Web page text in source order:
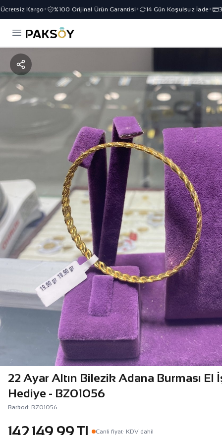
Kargo✦ %100 Orijinal Ürün Garantisi✦ 14 Gün Koşulsuz İade✦ 3
22 Ayar Altın Bilezik Adana Burması El
Hediye - BZ01056
Barkod: BZ01056
142.149,99 TL Canli fiyat· KDV dahil